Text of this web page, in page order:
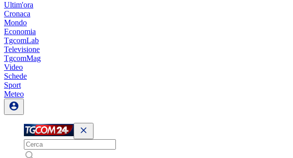
Ultim'ora
Cronaca
Mondo
Economia
TgcomLab
Televisione
TgcomMag
Video
Schede
Sport
Meteo